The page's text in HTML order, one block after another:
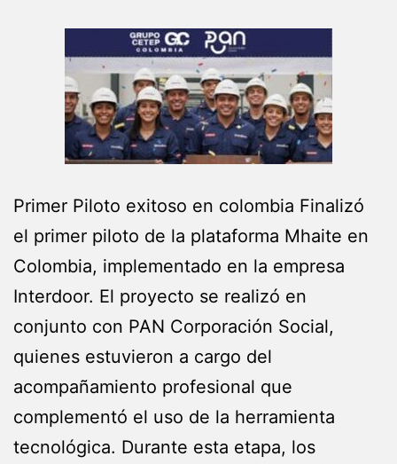
Primer Piloto exitoso en colombia Finalizó
el primer piloto de la plataforma Mhaite en
Colombia, implementado en la empresa
Interdoor. El proyecto se realizó en
conjunto con PAN Corporación Social,
quienes estuvieron a cargo del
acompañamiento profesional que
complementó el uso de la herramienta
tecnológica. Durante esta etapa, los